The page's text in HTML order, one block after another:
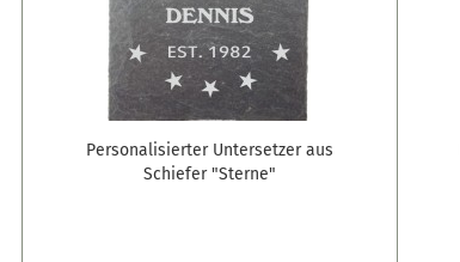
Personalisierter Untersetzer aus
Schiefer "Sterne"